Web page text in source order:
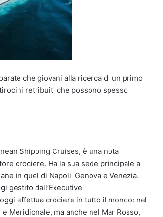
che giovani alla ricerca di un primo
retribuiti che possono spesso
Shipping Cruises, è una nota
crociere. Ha la sua sede principale a
in quel di Napoli, Genova e Venezia.
gestito dall’Executive
effettua crociere in tutto il mondo: nel
Meridionale, ma anche nel Mar Rosso,